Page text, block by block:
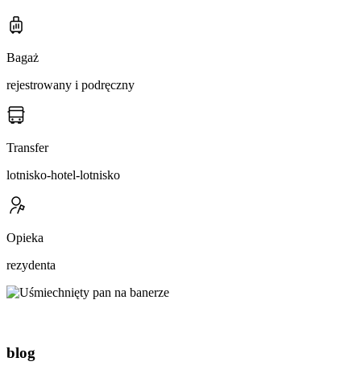
Bagaż
rejestrowany i podręczny
Transfer
lotnisko-hotel-lotnisko
Opieka
rezydenta
blog